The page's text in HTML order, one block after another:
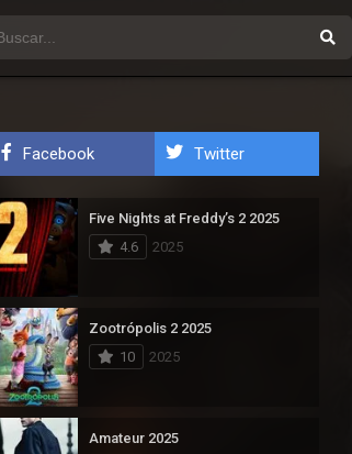
Facebook Twitter
Five Nights at Freddy’s 2 2025
4.6
2025
Zootrópolis 2 2025
10
2025
Amateur 2025